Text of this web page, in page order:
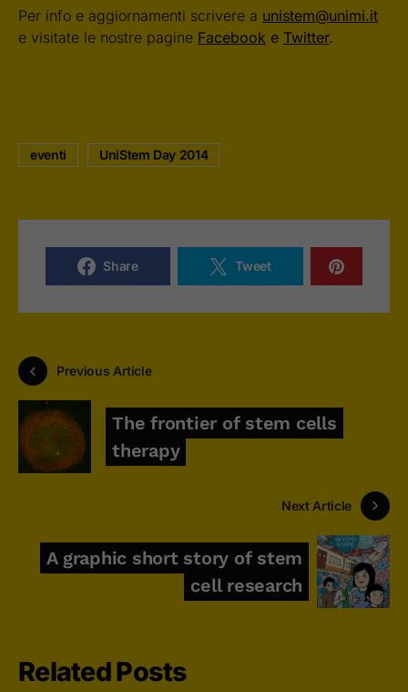
Per info e aggiornamenti scrivere a unistem@unimi.it
e visitate le nostre pagine Facebook e Twitter.
eventi UniStem Day 2014
Share Tweet
Previous Article
The frontier of stem cells
therapy
Next Article
A graphic short story of stem
cell research
Related Posts